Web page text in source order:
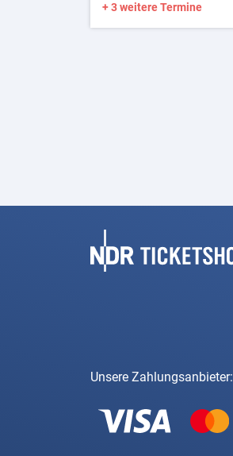
+ 3 weitere Termine
Fußbereich
Unsere Zahlungsanbieter: